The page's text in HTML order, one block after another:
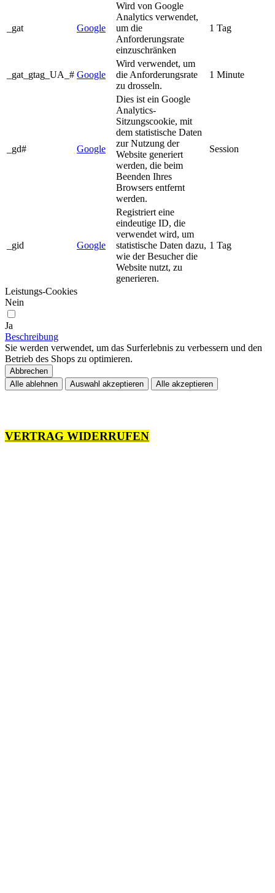
_gat Google
Wird von Google
Analytics verwendet,
um die
Anforderungsrate
einzuschränken
1 Tag
_gat_gtag_UA_# Google
Wird verwendet, um
die Anforderungsrate
zu drosseln.
1 Minute
_gd# Google
Dies ist ein Google
Analytics-
Sitzungscookie, mit
dem statistische Daten
zur Nutzung der
Website generiert
werden, die beim
Beenden Ihres
Browsers entfernt
werden.
Session
_gid Google
Registriert eine
eindeutige ID, die
verwendet wird, um
statistische Daten dazu,
wie der Besucher die
Website nutzt, zu
generieren.
1 Tag
Leistungs-Cookies
Nein
Ja
Beschreibung
Sie werden verwendet, um das Surferlebnis zu verbessern und den
Betrieb des Shops zu optimieren.
Abbrechen
Alle ablehnen
Auswahl akzeptieren Alle akzeptieren
VERTRAG WIDERRUFEN